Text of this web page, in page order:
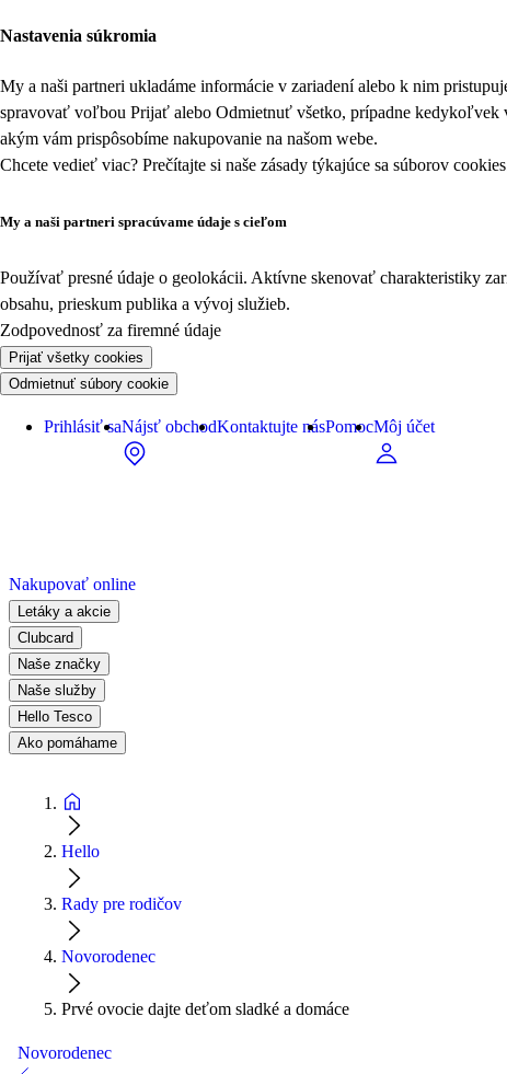
Nastavenia súkromia
My a naši partneri ukladáme informácie v zariadení alebo k nim
spravovať voľbou Prijať alebo Odmietnuť všetko, prípadne kedykoľvek
akým vám prispôsobíme nakupovanie na našom webe.
Chcete vedieť viac? Prečítajte si naše zásady týkajúce sa súborov cookies
My a naši partneri spracúvame údaje s cieľom
Používať presné údaje o geolokácii. Aktívne skenovať charakteristiky
obsahu, prieskum publika a vývoj služieb.
Zodpovednosť za firemné údaje
Prijať všetky cookies
Odmietnuť súbory cookie
Prihlásiť saNájsť obchodKontaktujte násPomocMôj účet
Nakupovať online
Letáky a akcie
Clubcard
Naše značky
Naše služby
Hello Tesco
Ako pomáhame
Hello
Rady pre rodičov
Novorodenec
Prvé ovocie dajte deťom sladké a domáce
Novorodenec